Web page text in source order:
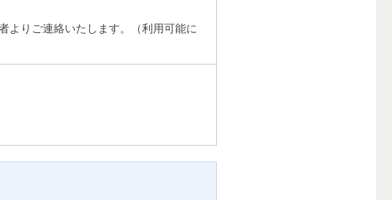
よりご連絡いたします。（利用可能に